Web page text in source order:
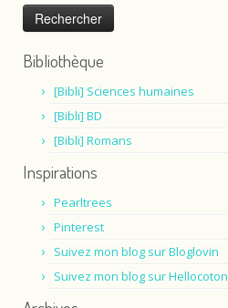
Bibliothèque
[Bibli] Sciences humaines
[Bibli] BD
[Bibli] Romans
Inspirations
Pearltrees
Pinterest
Suivez mon blog sur Bloglovin
Suivez mon blog sur Hellocoton